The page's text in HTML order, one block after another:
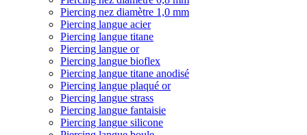
Piercing nez diamètre 1,0 mm
Piercing langue acier
Piercing langue titane
Piercing langue or
Piercing langue bioflex
Piercing langue titane anodisé
Piercing langue plaqué or
Piercing langue strass
Piercing langue fantaisie
Piercing langue silicone